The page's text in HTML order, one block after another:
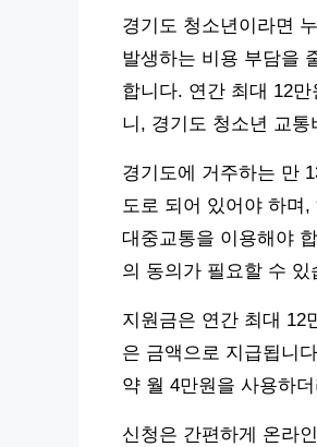
경기도 청소년이라면
발생하는 비용 부담을
합니다. 연간 최대 12
니, 경기도 청소년 교
경기도에 거주하는 만
도로 되어 있어야 하며
대중교통을 이용해야
의 동의가 필요할 수 있
지원금은 연간 최대 12
은 금액으로 지급됩니
약 월 4만원을 사용하
신청은 간편하게 온라